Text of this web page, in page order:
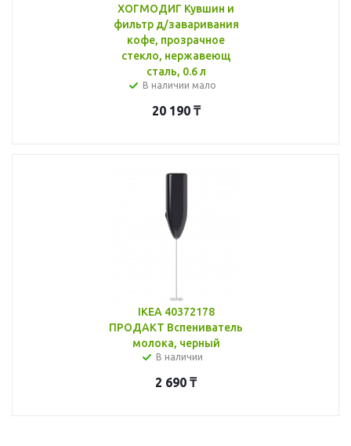
ХОГМОДИГ Кувшин и
фильтр д/заваривания
кофе, прозрачное
стекло, нержавеющ
сталь, 0.6 л
В наличии мало
20 190₸
IKEA 40372178
ПРОДАКТ Вспениватель
молока, черный
В наличии
2 690 ₸